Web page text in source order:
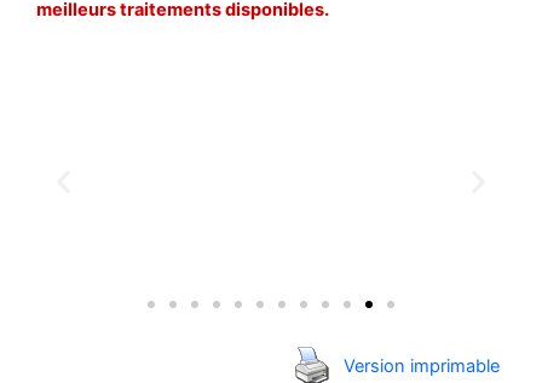
meilleurs traitements disponibles.
Version imprimable